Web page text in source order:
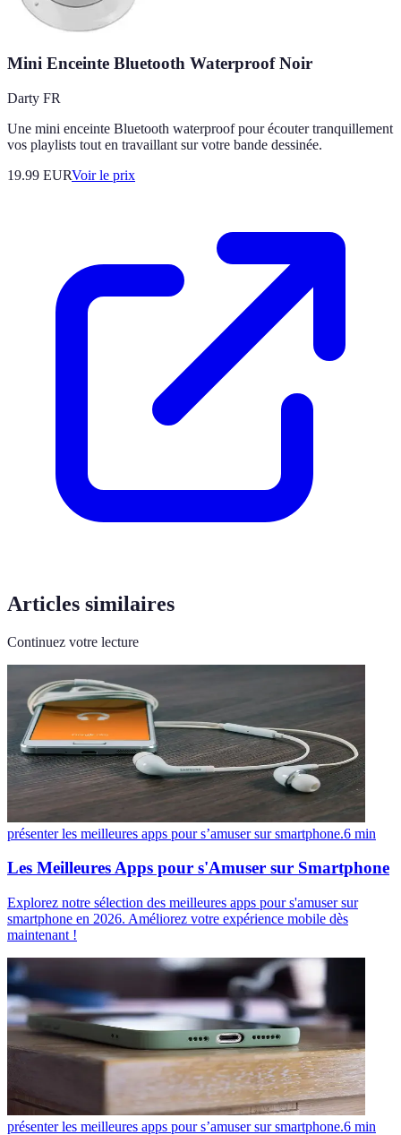
Mini Enceinte Bluetooth Waterproof Noir
Darty FR
Une mini enceinte Bluetooth waterproof pour écouter tranquillement
vos playlists tout en travaillant sur votre bande dessinée.
19.99 EURVoir le prix
Articles similaires
Continuez votre lecture
présenter les meilleures apps pour s’amuser sur smartphone.6 min
Les Meilleures Apps pour s'Amuser sur Smartphone
Explorez notre sélection des meilleures apps pour s'amuser sur
smartphone en 2026. Améliorez votre expérience mobile dès
maintenant !
présenter les meilleures apps pour s’amuser sur smartphone.6 min